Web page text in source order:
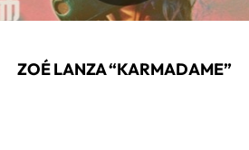
ZOÉ LANZA “KARMADAME”